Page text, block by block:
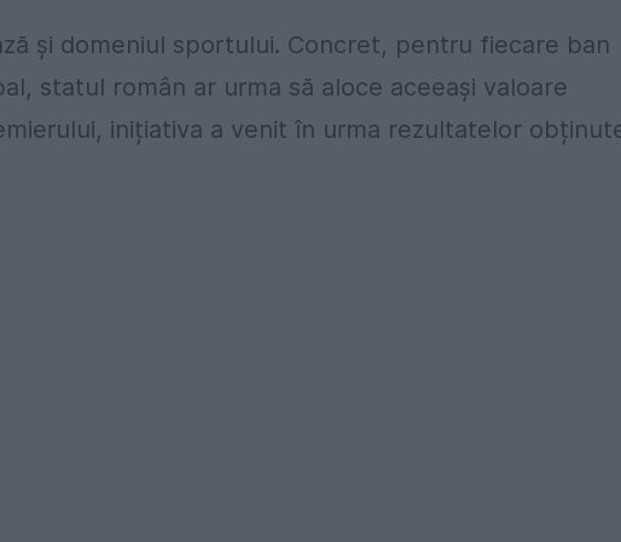
și domeniul sportului. Concret, pentru fiecare ban
statul român ar urma să aloce aceeași valoare
inițiativa a venit în urma rezultatelor